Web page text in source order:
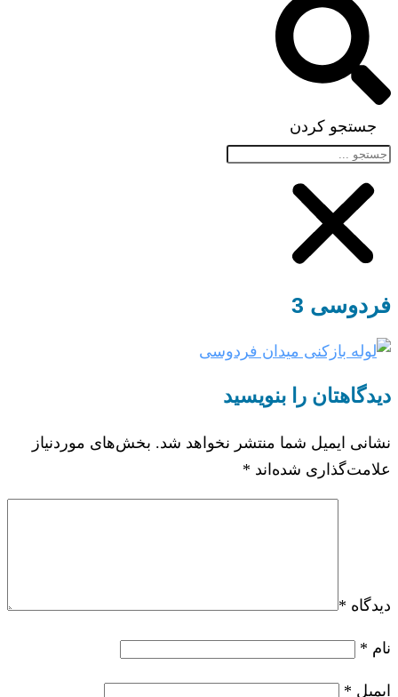
جستجو کردن
فردوسی 3
دیدگاهتان را بنویسید
نشانی ایمیل شما منتشر نخواهد شد. بخش‌های موردنیاز
علامت‌گذاری شده‌اند *
دیدگاه *
نام *
ایمیل *